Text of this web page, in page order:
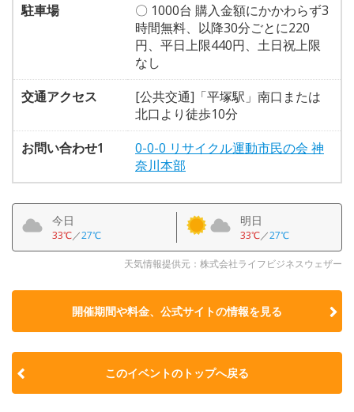
駐車場
〇 1000台 購入金額にかかわらず3
時間無料、以降30分ごとに220
円、平日上限440円、土日祝上限
なし
交通アクセス
[公共交通]「平塚駅」南口または
北口より徒歩10分
お問い合わせ1
0-0-0 リサイクル運動市民の会 神
奈川本部
今日
33℃／27℃
明日
33℃／27℃
天気情報提供元：株式会社ライフビジネスウェザー
開催期間や料金、公式サイトの情報を見る
このイベントのトップへ戻る